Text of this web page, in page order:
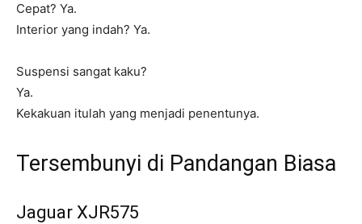
Cepat? Ya.
Interior yang indah? Ya.
Suspensi sangat kaku?
Ya.
Kekakuan itulah yang menjadi penentunya.
Tersembunyi di Pandangan Biasa
Jaguar XJR575